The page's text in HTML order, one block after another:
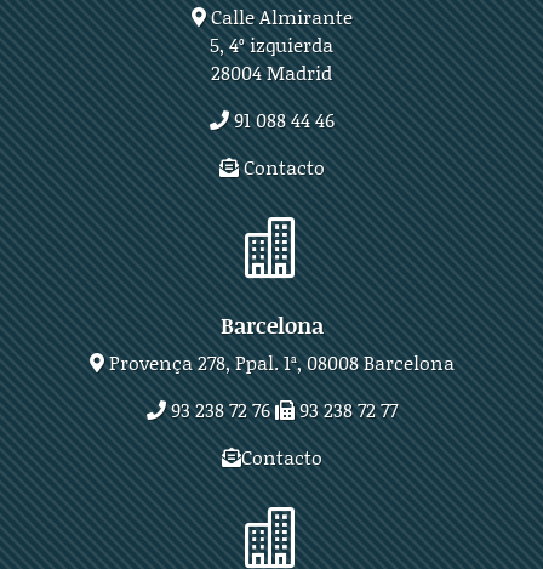
Calle Almirante
5, 4º izquierda
28004 Madrid
91 088 44 46
Contacto

Barcelona
Provença 278, Ppal. 1ª, 08008 Barcelona
93 238 72 76
93 238 72 77
Contacto
